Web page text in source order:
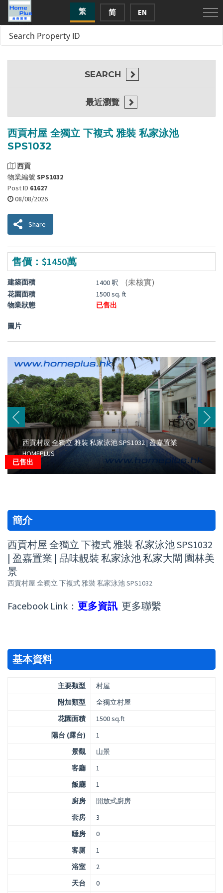
繁 简 EN
西貢村屋 全獨立 下複式 雅裝 私家泳池
SPS1032
西貢
物業編號SPS1032
Post ID 61627
08/08/2026
Share
售價：$1450萬
建築面積 1400 呎 (未核實)
花園面積
1500 sq. ft
物業狀態
已售出
圖片
已售出
西貢村屋 全獨立 雅裝 私家泳池 SPS1032 | 盈嘉置業
HOMEPLUS
簡介
西貢村屋 全獨立 下複式 雅裝 私家泳池 SPS1032
| 盈嘉置業 | 品味靚裝 私家泳池 私家大閘 園林美
景
西貢村屋 全獨立 下複式 雅裝 私家泳池 SPS1032
Facebook Link : 更多資訊 更多聯繫
基本資料
主要類型
村屋
附加類型
全獨立村屋
花園面積
1500 sq.ft
陽台 (露台)
1
景觀
山景
客廳
1
飯廳
1
廚房
開放式廚房
套房
3
睡房
0
客厠
1
浴室
2
天台
0
SEARCH
最近瀏覽